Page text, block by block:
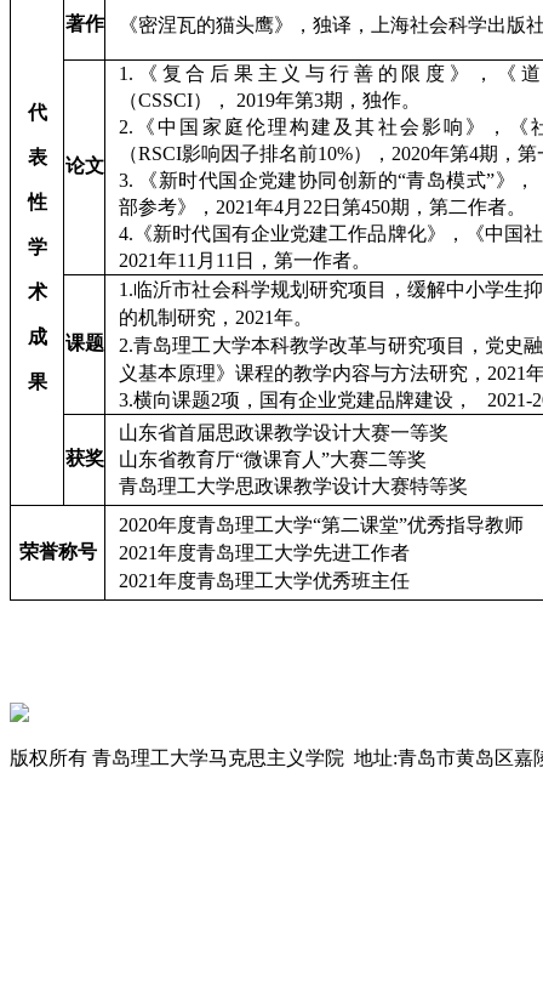
代
表
性
学
术
成
果
著作 《密涅瓦的猫头鹰》，独译，上海社会科学出版
论文
1. 《复合后果主义与行善的限度》，《
（CSSCI）， 2019年第3期，独作。
2. 《中国家庭伦理构建及其社会影响》，《
（RSCI影响因子排名前10%），2020年第4期，
3.
《新时代国企党建协同创新的“青岛模式”》，
部参考》，2021年4月22日第450期，第二作者。
4. 《新时代国有企业党建工作品牌化》，《中国
2021年11月11日，第一作者。
课题
1.临沂市社会科学规划研究项目，缓解中小学生
的机制研究，2021年。
2.青岛理工大学本科教学改革与研究项目，党史
义基本原理》课程的教学内容与方法研究，2021
3.横向课题2项，国有企业党建品牌建设， 2021-
获奖
山东省首届思政课教学设计大赛一等奖
山东省教育厅“微课育人”大赛二等奖
青岛理工大学思政课教学设计大赛特等奖
荣誉称号
2020年度青岛理工大学“第二课堂”优秀指导教师
2021年度青岛理工大学先进工作者
2021年度青岛理工大学优秀班主任
版权所有 青岛理工大学马克思主义学院 地址:青岛市黄岛区嘉